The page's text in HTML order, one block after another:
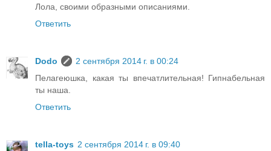
Лола, своими образными описаниями.
Ответить
Dodo
2 сентября 2014 г. в 00:24
Пелагеюшка, какая ты впечатлительная! Гипнабельная
ты наша.
Ответить
tella-toys 2 сентября 2014 г. в 09:40